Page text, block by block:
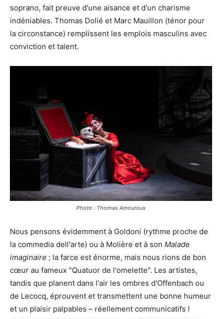
soprano, fait preuve d'une aisance et d'un charisme
indéniables. Thomas Dolié et Marc Mauillon (ténor pour
la circonstance) remplissent les emplois masculins avec
conviction et talent.
Photo : Thomas Amouroux
Nous pensons évidemment à Goldoni (rythme proche de
la commedia dell'arte) ou à Molière et à son Malade
imaginaire ; la farce est énorme, mais nous rions de bon
cœur au fameux "Quatuor de l'omelette". Les artistes,
tandis que planent dans l'air les ombres d'Offenbach ou
de Lecocq, éprouvent et transmettent une bonne humeur
et un plaisir palpables – réellement communicatifs !